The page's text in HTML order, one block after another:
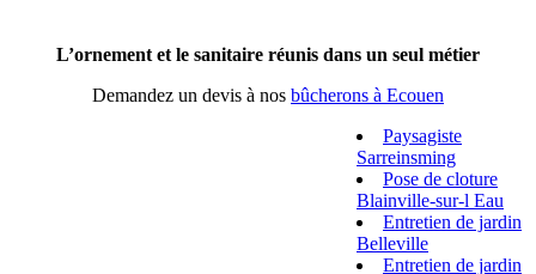
L’ornement et le sanitaire réunis dans un seul métier
Demandez un devis à nos bûcherons à Ecouen
Paysagiste
Sarreinsming
Pose de cloture
Blainville-sur-l Eau
Entretien de jardin
Belleville
Entretien de jardin